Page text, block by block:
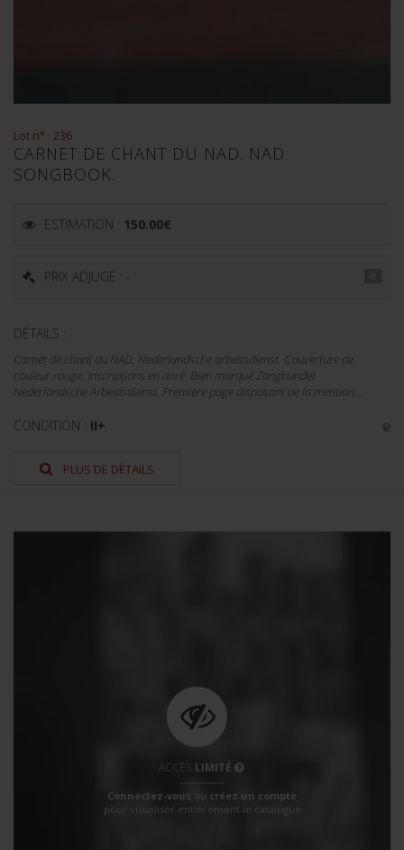
Lot n° : 236
CARNET DE CHANT DU NAD. NAD
SONGBOOK.
ESTIMATION : 150.00€
PRIX ADJUGÉ : -
DÉTAILS :
Carnet de chant du NAD. Nederlandsche arbeitsdienst. Couverture de
couleur rouge. Inscriptions en doré. Bien marqué Zangbundel
Nederlandsche Arbeidsdienst. Première page disposant de la mention...
CONDITION : II+
PLUS DE DÉTAILS
ACCÈS LIMITÉ
Connectez-vous ou créez un compte
pour visualiser entièrement le catalogue